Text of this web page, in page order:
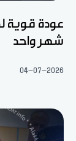
شهر واحد
04-07-2026